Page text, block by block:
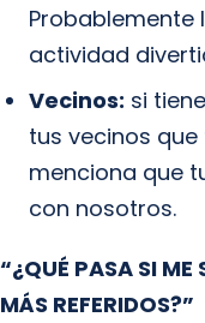
actividad
Vecinos: si
tus vecinos que
menciona que
con nosotros.
“¿QUÉ PASA SI ME
MÁS REFERIDOS?”